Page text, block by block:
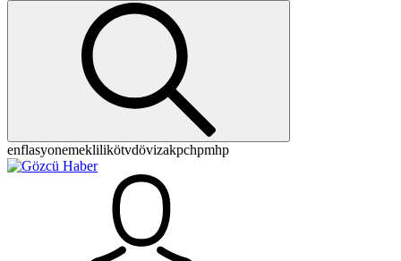
enflasyonemeklilikötvdövizakpchpmhp